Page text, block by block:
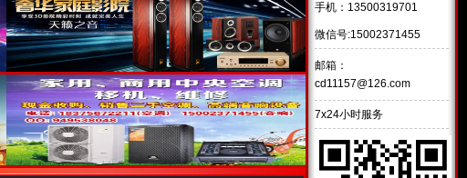
手机：13500319701
微信号:15002371455
邮箱：
cd11157@126.com
7x24小时服务